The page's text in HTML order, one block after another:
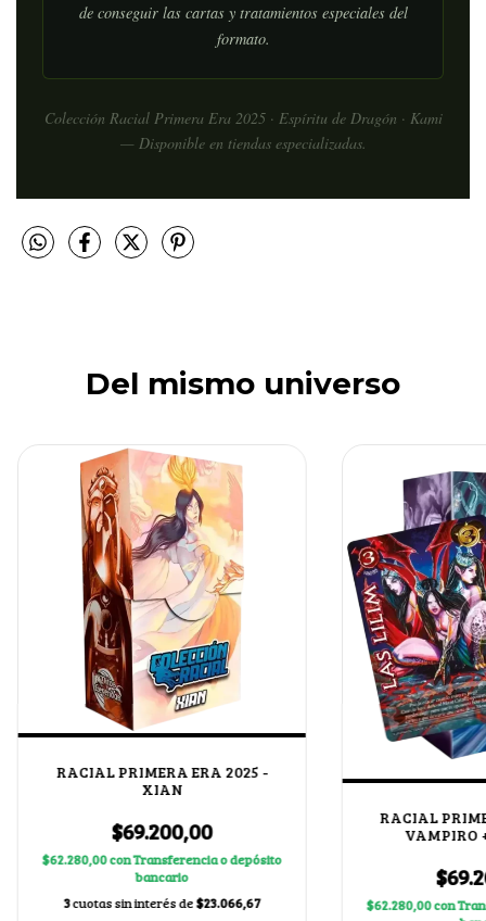
de conseguir las cartas y tratamientos especiales del
formato.
Colección Racial Primera Era 2025 · Espíritu de Dragón · Kami
— Disponible en tiendas especializadas.
Del mismo universo
RACIAL PRIMERA ERA 2025 -
XIAN
$69.200,00
$62.280,00conTransferencia o depósito
bancario
3cuotas sin interés de$23.066,67
RACIAL
VAMPIRO
$62.280,00con